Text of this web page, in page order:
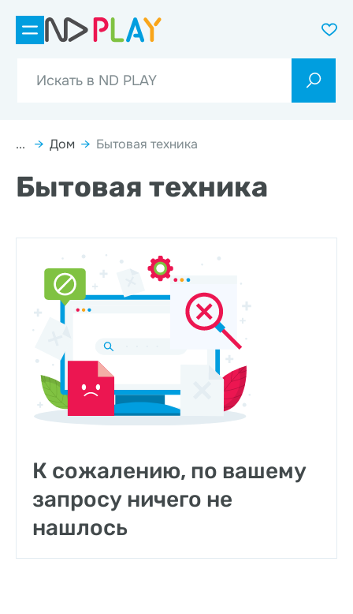
... → Дом → Бытовая техника
Бытовая техника
К сожалению, по вашему
запросу ничего не
нашлось